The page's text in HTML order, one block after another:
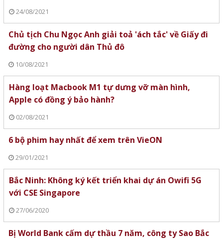
24/08/2021
Chủ tịch Chu Ngọc Anh giải toả 'ách tắc' về Giấy đi
đường cho người dân Thủ đô
10/08/2021
Hàng loạt Macbook M1 tự dưng vỡ màn hình,
Apple có đồng ý bảo hành?
02/08/2021
6 bộ phim hay nhất để xem trên VieON
29/01/2021
Bắc Ninh: Không ký kết triển khai dự án Owifi 5G
với CSE Singapore
27/06/2020
Bị World Bank cấm dự thầu 7 năm, công ty Sao Bắc